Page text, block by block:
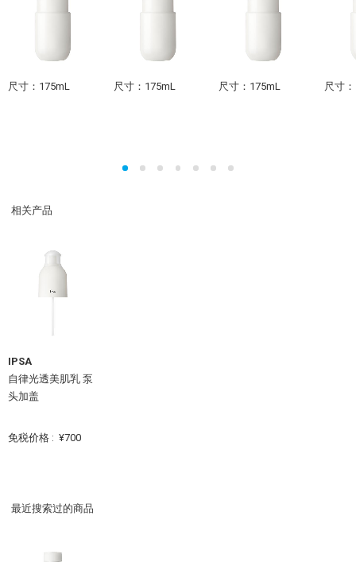
尺寸：175mL 尺寸：175mL 尺寸：175mL 尺寸
相关产品
IPSA
自律光透美肌乳 泵
头加盖
免税价格 : ¥700
最近搜索过的商品